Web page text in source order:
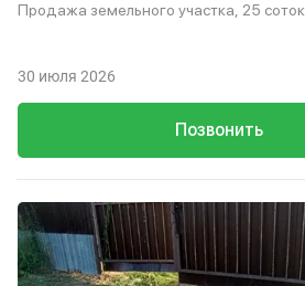
Продажа земельного участка, 25 соток.
Позвонить
30 июля 2026